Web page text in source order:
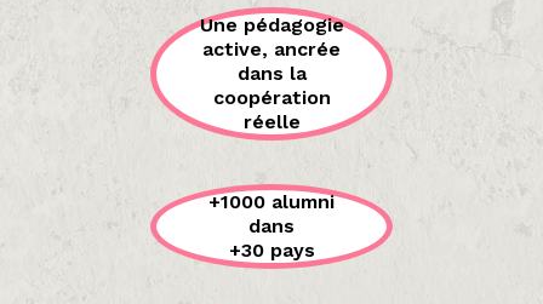
Une pédagogie
active, ancrée
dans la
coopération
réelle
+1000 alumni
dans
+30 pays